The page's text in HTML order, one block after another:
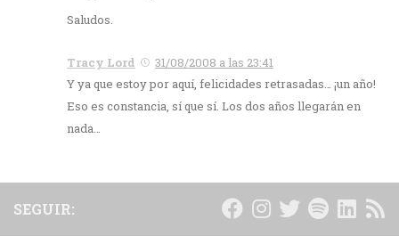
Saludos.
Tracy Lord
31/08/2008 a las 23:41
Y ya que estoy por aquí, felicidades retrasadas… ¡un año!
Eso es constancia, sí que sí. Los dos años llegarán en
nada…
SEGUIR: